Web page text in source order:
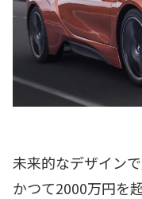
未来的なデザイン
かつて2000万円を